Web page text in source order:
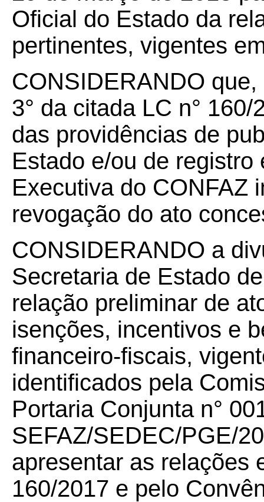
Oficial do Estado da
pertinentes, vigentes
CONSIDERANDO
3° da citada LC n°
das providências de
Estado e/ou de
Executiva do CONFAZ
revogação do ato
CONSIDERANDO a
Secretaria de Estado
relação preliminar de
isenções, incentivos e
financeiro-fiscais,
identificados pela
Portaria Conjunta n°
SEFAZ/SEDEC/PGE/
apresentar as relações
160/2017 e pelo